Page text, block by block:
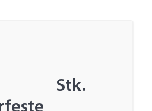
Stk.